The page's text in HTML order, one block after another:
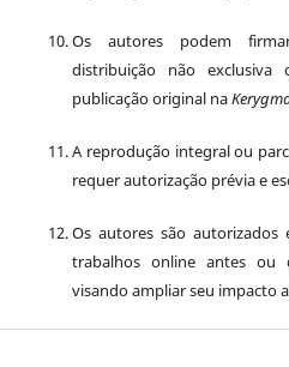
Os autores podem
distribuição não
publicação original na
A reprodução integral ou
requer autorização prévia e
Os autores são autorizados
trabalhos online antes ou
visando ampliar seu impacto